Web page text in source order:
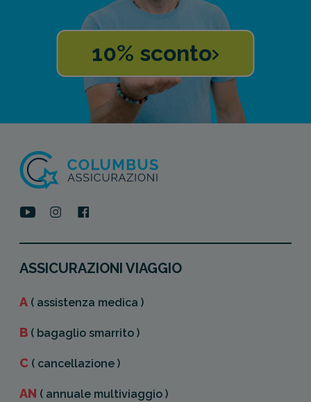
10% sconto
ASSICURAZIONI VIAGGIO
A ( assistenza medica )
B ( bagaglio smarrito )
C ( cancellazione )
AN ( annuale multiviaggio )